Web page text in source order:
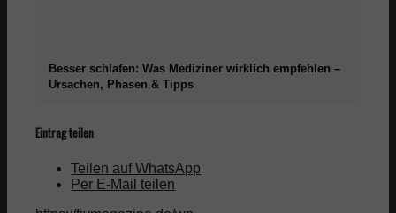
Besser schlafen: Was Mediziner wirklich empfehlen –
Ursachen, Phasen & Tipps
Eintrag teilen
Teilen auf WhatsApp
Per E-Mail teilen